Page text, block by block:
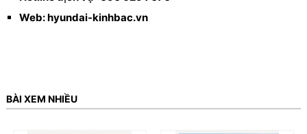
Web: hyundai-kinhbac.vn
BÀI XEM NHIỀU